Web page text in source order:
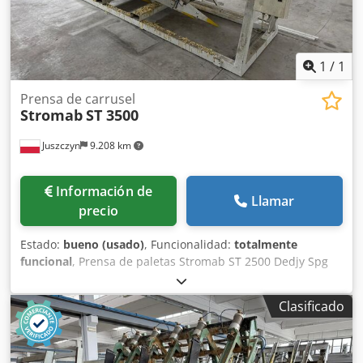
1 / 1
Juszczyn 9.208 km
Prensa de carrusel
StromabST 3500
Información de
precio
Llamar
Estado: bueno (usado), Funcionalidad: totalmente
funcional, Prensa de paletas Stromab ST 2500 Dedjy Spg
Djpfx Ahkjkr Longitud máxima de trabajo: 2500 mm Altura
máxima de trabajo: 1200 mm 6 cilindros prensadores de
material 3 cilindros frontales
Clasificado